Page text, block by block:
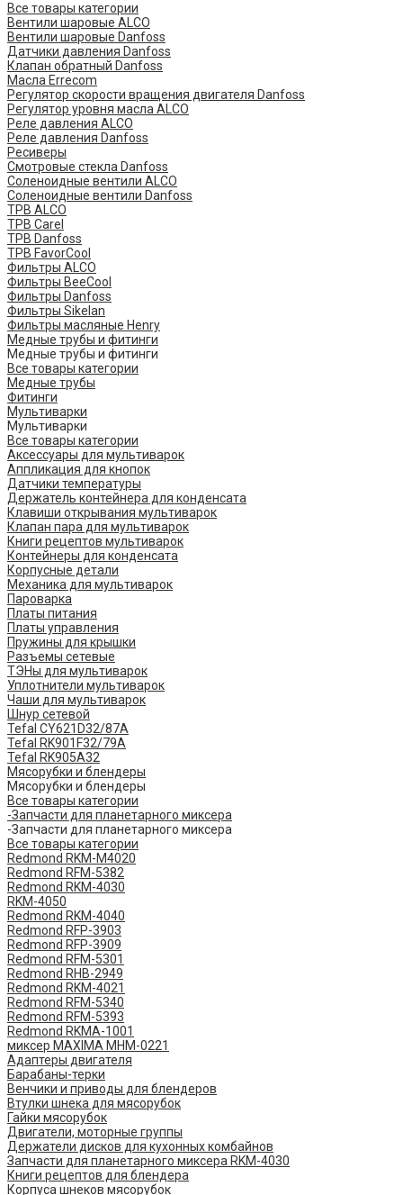
Все товары категории
Вентили шаровые ALCO
Вентили шаровые Danfoss
Датчики давления Danfoss
Клапан обратный Danfoss
Масла Errecom
Регулятор скорости вращения двигателя Danfoss
Регулятор уровня масла ALCO
Реле давления ALCO
Реле давления Danfoss
Ресиверы
Смотровые стекла Danfoss
Соленоидные вентили ALCO
Соленоидные вентили Danfoss
ТРВ ALCO
ТРВ Carel
ТРВ Danfoss
ТРВ FavorCool
Фильтры ALCO
Фильтры BeeCool
Фильтры Danfoss
Фильтры Sikelan
Фильтры масляные Henry
Медные трубы и фитинги
Медные трубы и фитинги
Все товары категории
Медные трубы
Фитинги
Мультиварки
Мультиварки
Все товары категории
Аксессуары для мультиварок
Аппликация для кнопок
Датчики температуры
Держатель контейнера для конденсата
Клавиши открывания мультиварок
Клапан пара для мультиварок
Книги рецептов мультиварок
Контейнеры для конденсата
Корпусные детали
Механика для мультиварок
Пароварка
Платы питания
Платы управления
Пружины для крышки
Разъемы сетевые
ТЭНы для мультиварок
Уплотнители мультиварок
Чаши для мультиварок
Шнур сетевой
Tefal CY621D32/87A
Tefal RK901F32/79A
Tefal RK905A32
Мясорубки и блендеры
Мясорубки и блендеры
Все товары категории
-Запчасти для планетарного миксера
-Запчасти для планетарного миксера
Все товары категории
Redmond RKM-M4020
Redmond RFM-5382
Redmond RKM-4030
RKM-4050
Redmond RKM-4040
Redmond RFP-3903
Redmond RFP-3909
Redmond RFM-5301
Redmond RHB-2949
Redmond RKM-4021
Redmond RFM-5340
Redmond RFM-5393
Redmond RKMA-1001
миксер MAXIMA MHM-0221
Адаптеры двигателя
Барабаны-терки
Венчики и приводы для блендеров
Втулки шнека для мясорубок
Гайки мясорубок
Двигатели, моторные группы
Держатели дисков для кухонных комбайнов
Запчасти для планетарного миксера RKM-4030
Книги рецептов для блендера
Корпуса шнеков мясорубок